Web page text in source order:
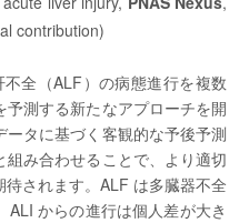
contribution)
全（ALF）の病態進行を複数
測する新たなアプローチを開
タに基づく客観的な予後予測
み合わせることで、より適切
されます。ALF は多臓器不全
からの進行は個人差が大き